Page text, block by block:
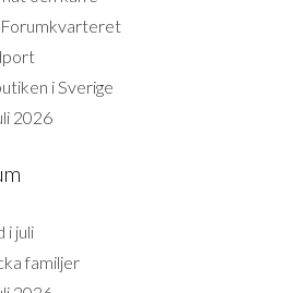
i Sverige
2026
i juli
familjer